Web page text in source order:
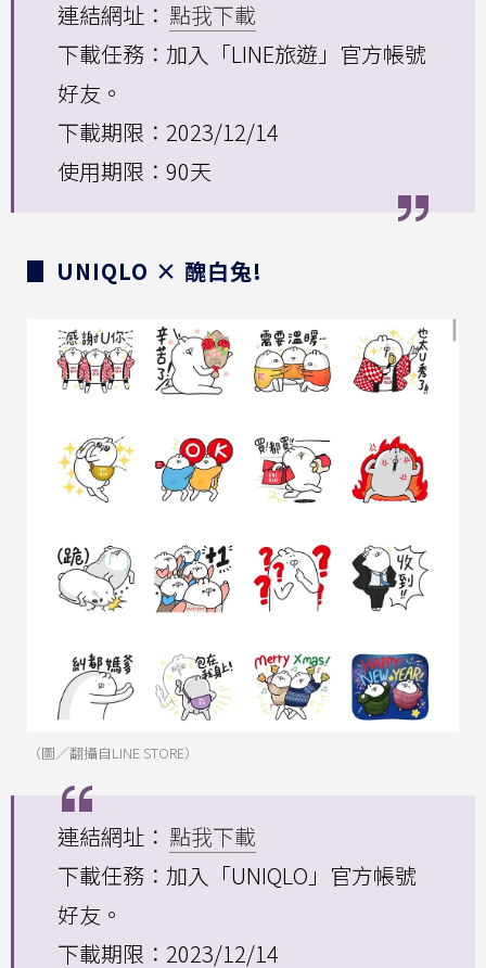
連結網址： 點我下載
下載任務：加入「LINE旅遊」官方帳號
好友。
下載期限：2023/12/14
使用期限：90天
▊ UNIQLO × 醜白兔!
（圖／翻攝自LINE STORE）
連結網址： 點我下載
下載任務：加入「UNIQLO」官方帳號
好友。
下載期限：2023/12/14